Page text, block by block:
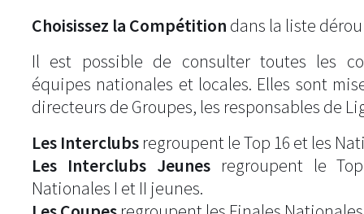
Choisissez la Compétition dans la liste
Il est possible de consulter toutes les
équipes nationales et locales. Elles sont
directeurs de Groupes, les responsables de
Les Interclubs regroupent le Top 16 et les
Les Interclubs Jeunesregroupent le
Nationales I et II jeunes.